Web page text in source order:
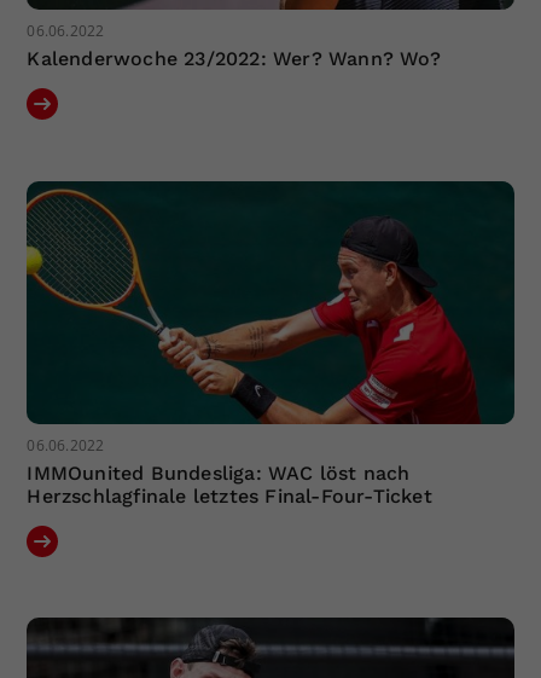
06.06.2022
Kalenderwoche 23/2022: Wer? Wann? Wo?
06.06.2022
IMMOunited Bundesliga: WAC löst nach
Herzschlagfinale letztes Final-Four-Ticket